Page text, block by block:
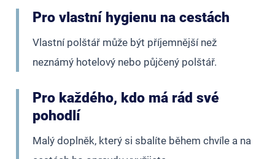
Pro vlastní hygienu na cestách
Vlastní polštář může být příjemnější než
neznámý hotelový nebo půjčený polštář.
Pro každého, kdo má rád své
pohodlí
Malý doplněk, který si sbalíte během chvíle a na